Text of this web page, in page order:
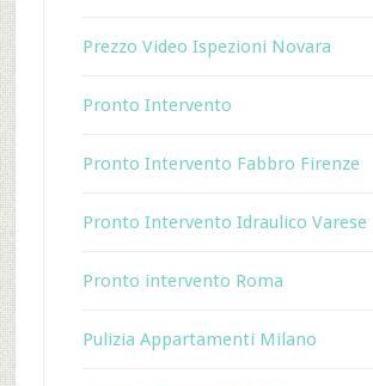
Prezzo Video Ispezioni Novara
Pronto Intervento
Pronto Intervento Fabbro Firenze
Pronto Intervento Idraulico Varese
Pronto intervento Roma
Pulizia Appartamenti Milano